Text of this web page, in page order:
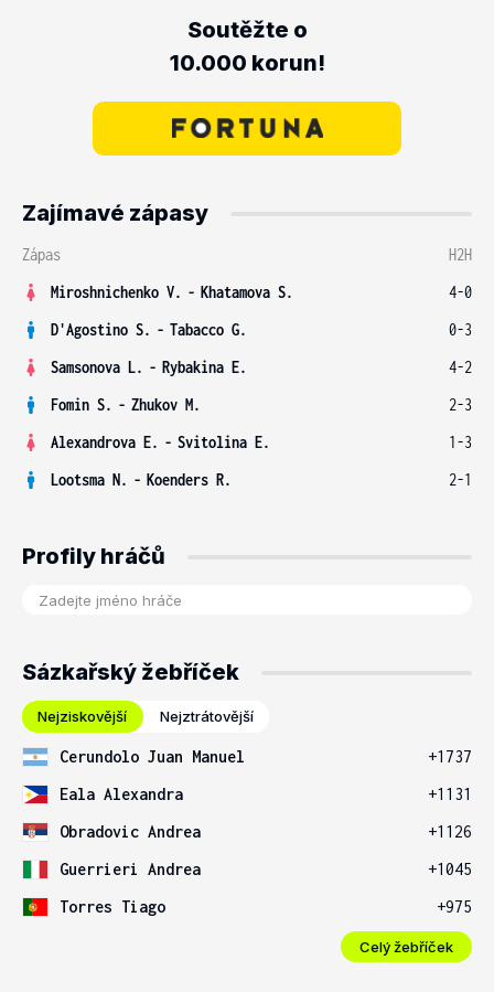
Soutěžte o
10.000 korun!
Zajímavé zápasy
Zápas
H2H
Miroshnichenko V. - Khatamova S.
4-0
D'Agostino S. - Tabacco G.
0-3
Samsonova L. - Rybakina E.
4-2
Fomin S. - Zhukov M.
2-3
Alexandrova E. - Svitolina E.
1-3
Lootsma N. - Koenders R. 2-1
Profily hráčů
Sázkařský žebříček
Nejziskovější Nejztrátovější
Cerundolo Juan Manuel
+1737
Eala Alexandra
+1131
Obradovic Andrea
+1126
Guerrieri Andrea
+1045
Torres Tiago
+975
Celý žebříček